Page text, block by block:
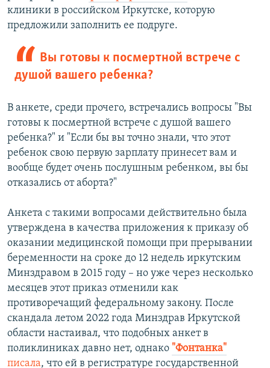
клиники в российском Иркутске, которую
предложили заполнить ее подруге.
Вы готовы к посмертной встрече с
душой вашего ребенка?
В анкете, среди прочего, встречались вопросы "Вы
готовы к посмертной встрече с душой вашего
ребенка?" и "Если бы вы точно знали, что этот
ребенок свою первую зарплату принесет вам и
вообще будет очень послушным ребенком, вы бы
отказались от аборта?"
Анкета с такими вопросами действительно была
утверждена в качества приложения к приказу об
оказании медицинской помощи при прерывании
беременности на сроке до 12 недель иркутским
Минздравом в 2015 году – но уже через несколько
месяцев этот приказ отменили как
противоречащий федеральному закону. После
скандала летом 2022 года Минздрав Иркутской
области настаивал, что подобных анкет в
поликлиниках давно нет, однако "Фонтанка"
писала, что ей в регистратуре государственной